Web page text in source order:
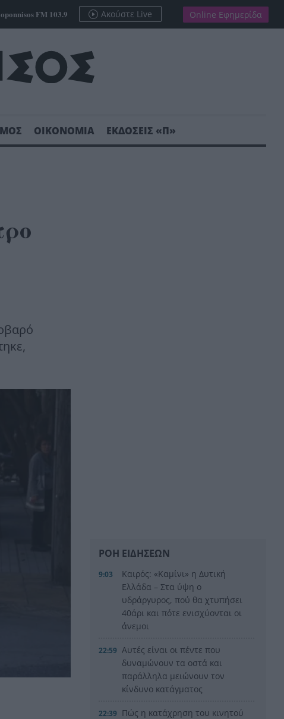
FM 103.9 Ακούστε Live Online Εφημερίδα
ΟΙΚΟΝΟΜΙΑ ΕΚΔΟΣΕΙΣ «Π»
ΡΟΗ ΕΙΔΗΣΕΩΝ
9:03
Καιρός: «Καμίνι» η Δυτική
Ελλάδα – Στα ύψη ο
υδράργυρος, πού θα χτυπήσει
40άρι και πότε ενισχύονται οι
άνεμοι
22:59 Αυτές είναι οι πέντε που
δυναμώνουν τα οστά και
παράλληλα μειώνουν τον
κίνδυνο κατάγματος
22:39 Πώς η κατάχρηση του κινητού